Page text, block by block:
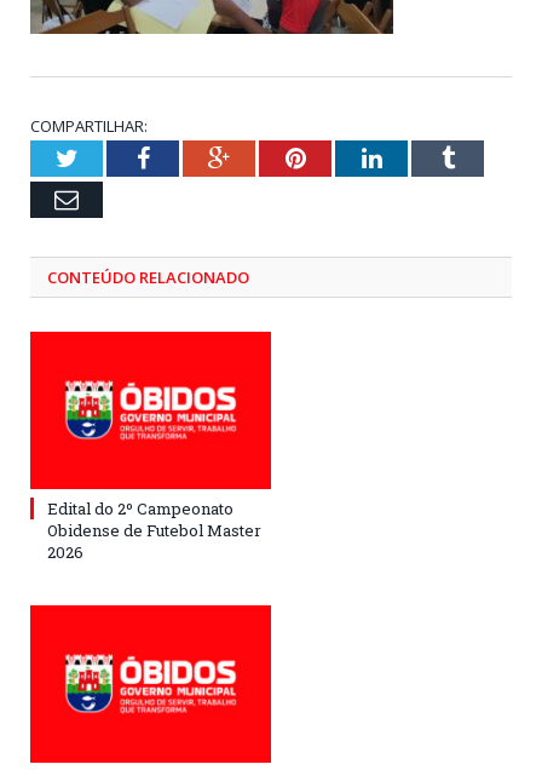
COMPARTILHAR:
TwitterFacebookGoogle+PinterestLinkedInTumblr
Email
CONTEÚDO RELACIONADO
Edital do 2º Campeonato
Obidense de Futebol Master
2026